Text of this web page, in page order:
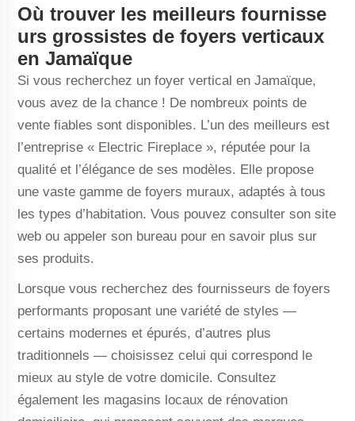
Où trouver les meilleurs fournisse
urs grossistes de foyers verticaux
en Jamaïque
Si vous recherchez un foyer vertical en Jamaïque,
vous avez de la chance ! De nombreux points de
vente fiables sont disponibles. L’un des meilleurs est
l’entreprise « Electric Fireplace », réputée pour la
qualité et l’élégance de ses modèles. Elle propose
une vaste gamme de foyers muraux, adaptés à tous
les types d’habitation. Vous pouvez consulter son site
web ou appeler son bureau pour en savoir plus sur
ses produits.
Lorsque vous recherchez des fournisseurs de foyers
performants proposant une variété de styles —
certains modernes et épurés, d’autres plus
traditionnels — choisissez celui qui correspond le
mieux au style de votre domicile. Consultez
également les magasins locaux de rénovation